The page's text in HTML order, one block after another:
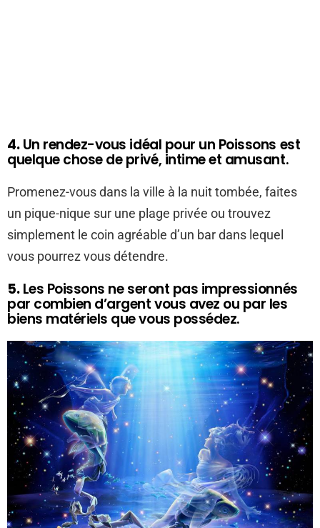
4.Un rendez-vous idéal pour un Poissons est
quelque chose de privé, intime et amusant.
Promenez-vous dans la ville à la nuit tombée, faites
un pique-nique sur une plage privée ou trouvez
simplement le coin agréable d’un bar dans lequel
vous pourrez vous détendre.
5.Les Poissons ne seront pas impressionnés
par combien d’argent vous avez ou par les
biens matériels que vous possédez.